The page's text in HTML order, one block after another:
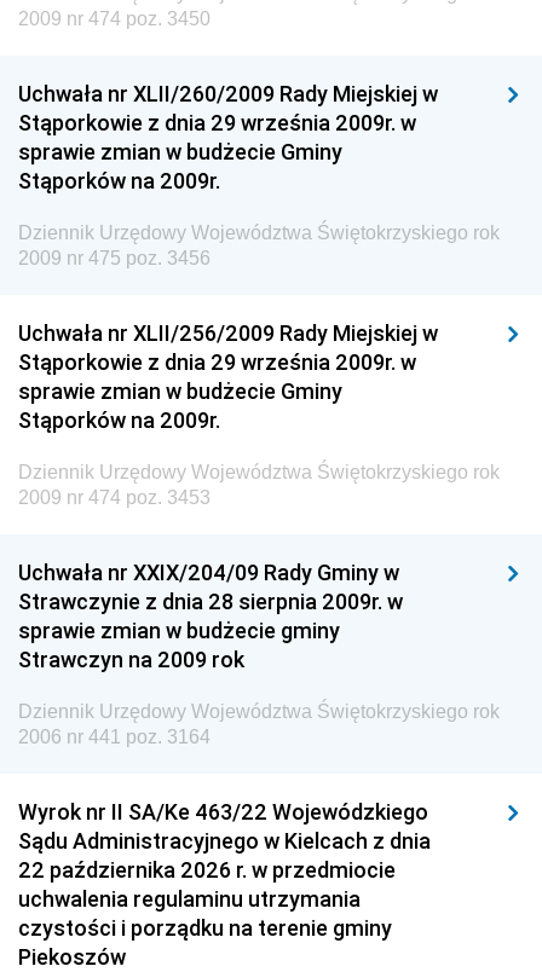
i Gospodarki Morskiej
Dziennik Urzędowy Ministra Spraw Zagranicznych
Dziennik Urzędowy Centralnego Biura
Antykorupcyjnego
Wewnętrznego
Dziennik Urzędowy Urzędu Patentowego
Dziennik Urzędowy Generalnej Dyrekcji Dróg
Krajowych i Autostrad
Dziennik Urzędowy Ministra Środowiska
Dziennik Urzędowy Ministra Edukacji
Dziennik Urzędowy Ministra Przemysłu
Dziennik Urzędowy Ministra Finansów i Gospodarki
Dziennik Urzędowy Ministra do Spraw Unii
Dziennik Urzędowy Agencji Wywiadu
2009 nr 474 poz. 3450
Uchwała nr XLII/260/2009 Rady Miejskiej w
Stąporkowie z dnia 29 września 2009r. w
sprawie zmian w budżecie Gminy
Stąporków na 2009r.
Dziennik Urzędowy Województwa Świętokrzyskiego rok
2009 nr 475 poz. 3456
Uchwała nr XLII/256/2009 Rady Miejskiej w
Stąporkowie z dnia 29 września 2009r. w
sprawie zmian w budżecie Gminy
Stąporków na 2009r.
Dziennik Urzędowy Województwa Świętokrzyskiego rok
2009 nr 474 poz. 3453
Uchwała nr XXIX/204/09 Rady Gminy w
Strawczynie z dnia 28 sierpnia 2009r. w
sprawie zmian w budżecie gminy
Strawczyn na 2009 rok
Dziennik Urzędowy Województwa Świętokrzyskiego rok
2006 nr 441 poz. 3164
Wyrok nr II SA/Ke 463/22 Wojewódzkiego
Sądu Administracyjnego w Kielcach z dnia
22 października 2026 r. w przedmiocie
uchwalenia regulaminu utrzymania
czystości i porządku na terenie gminy
Piekoszów